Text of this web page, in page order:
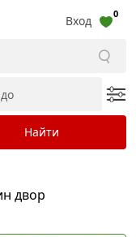
Вход 0
двор